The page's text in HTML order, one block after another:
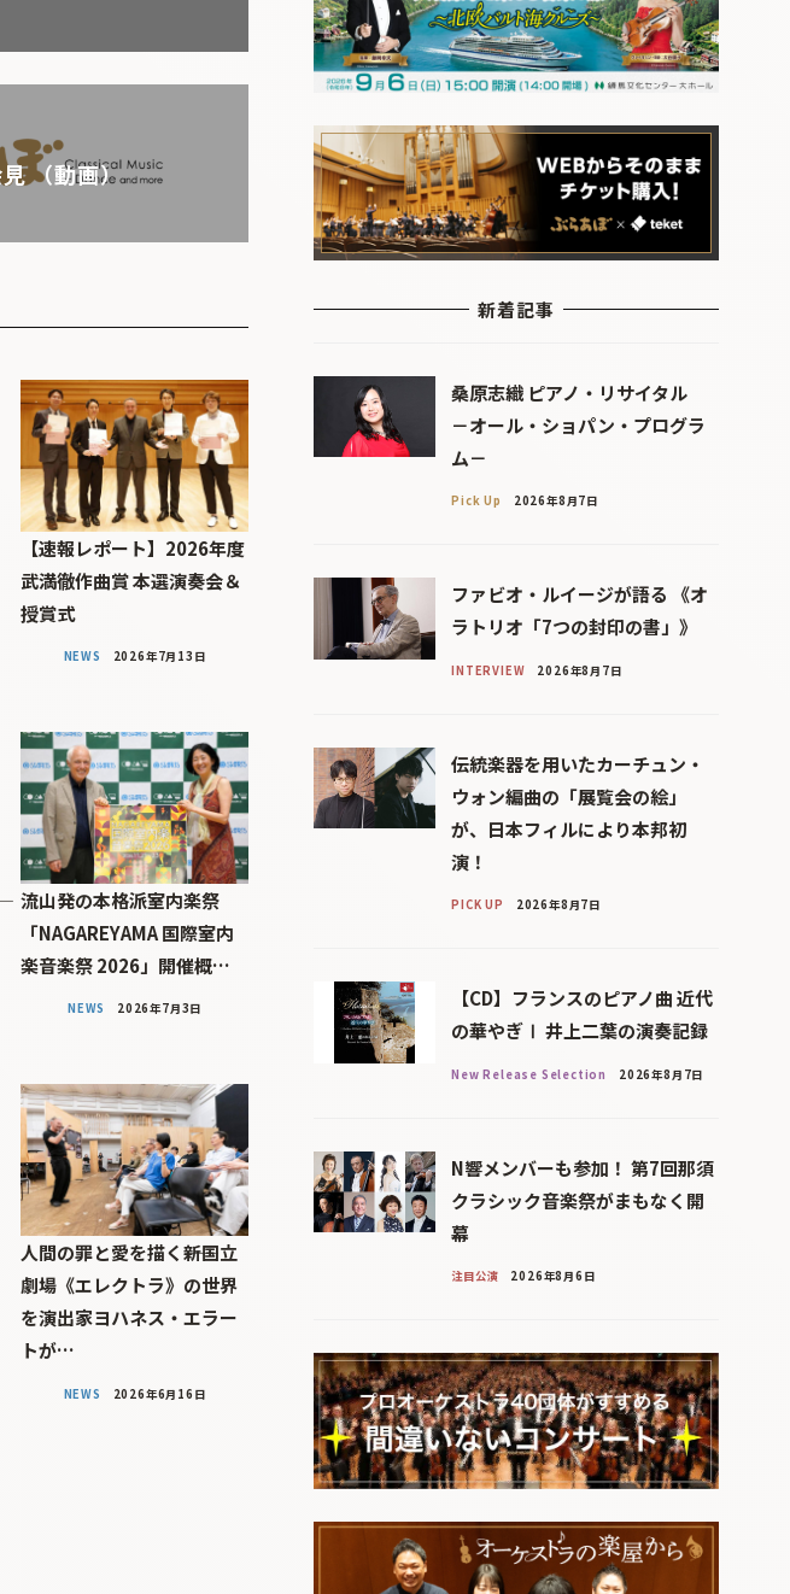
（動画）
【速報レポート】2026年度
武満徹作曲賞 本選演奏会＆
授賞式
NEWS 2026年7月13日
流山発の本格派室内楽祭
「NAGAREYAMA 国際室内
楽音楽祭 2026」開催概…
NEWS 2026年7月3日
人間の罪と愛を描く――新国立
劇場《エレクトラ》の世界
を演出家ヨハネス・エラー
トが…
NEWS 2026年6月16日
新着記事
桑原志織 ピアノ・リサイタル
－オール・ショパン・プログラ
ム－
Pick Up 2026年8月7日
ファビオ・ルイージが語る 《オ
ラトリオ「7つの封印の書」》
INTERVIEW 2026年8月7日
伝統楽器を用いたカーチュン・
ウォン編曲の「展覧会の絵」
が、日本フィルにより本邦初
演！
PICK UP 2026年8月7日
【CD】フランスのピアノ曲 近代
の華やぎⅠ 井上二葉の演奏記録
New Release Selection 2026年8月7日
N響メンバーも参加！ 第7回那須
クラシック音楽祭がまもなく開
幕
注目公演 2026年8月6日